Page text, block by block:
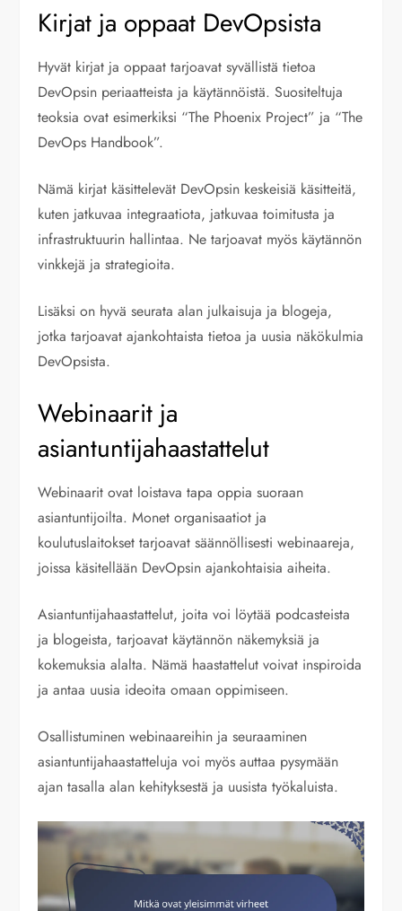
Kirjat ja oppaat DevOpsista
Hyvät kirjat ja oppaat tarjoavat syvällistä tietoa
DevOpsin periaatteista ja käytännöistä. Suositeltuja
teoksia ovat esimerkiksi “The Phoenix Project” ja “The
DevOps Handbook”.
Nämä kirjat käsittelevät DevOpsin keskeisiä käsitteitä,
kuten jatkuvaa integraatiota, jatkuvaa toimitusta ja
infrastruktuurin hallintaa. Ne tarjoavat myös käytännön
vinkkejä ja strategioita.
Lisäksi on hyvä seurata alan julkaisuja ja blogeja,
jotka tarjoavat ajankohtaista tietoa ja uusia näkökulmia
DevOpsista.
Webinaarit ja
asiantuntijahaastattelut
Webinaarit ovat loistava tapa oppia suoraan
asiantuntijoilta. Monet organisaatiot ja
koulutuslaitokset tarjoavat säännöllisesti webinaareja,
joissa käsitellään DevOpsin ajankohtaisia aiheita.
Asiantuntijahaastattelut, joita voi löytää podcasteista
ja blogeista, tarjoavat käytännön näkemyksiä ja
kokemuksia alalta. Nämä haastattelut voivat inspiroida
ja antaa uusia ideoita omaan oppimiseen.
Osallistuminen webinaareihin ja seuraaminen
asiantuntijahaastatteluja voi myös auttaa pysymään
ajan tasalla alan kehityksestä ja uusista työkaluista.